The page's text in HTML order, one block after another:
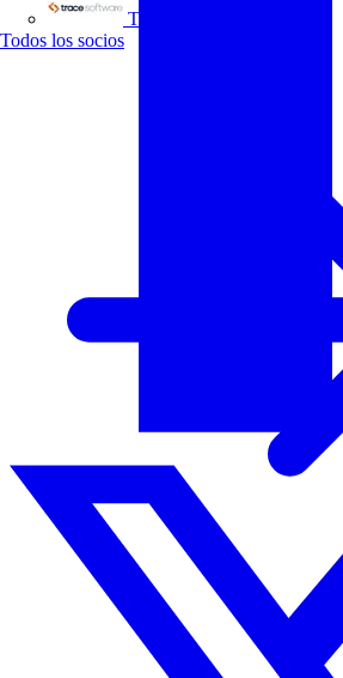
Trace Software
Todos los socios